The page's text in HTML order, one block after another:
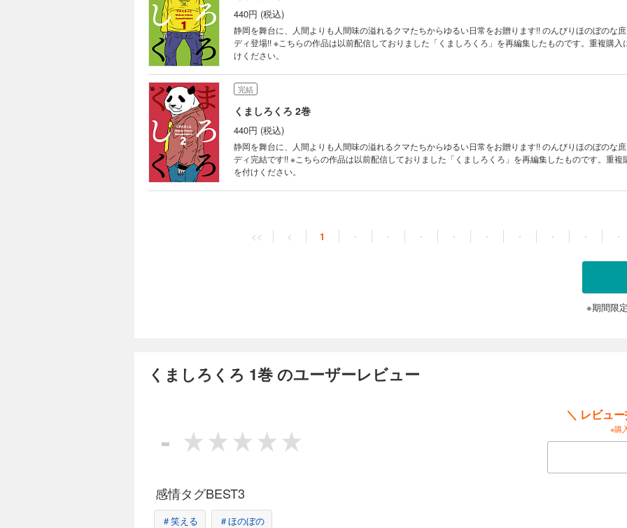
440円 (税込)
静岡を舞台に、人間よりも人間味の溢れるクマたちからゆるい日常をお贈ります!! のんびりほのぼのな
ディ登場!! ※こちらの作品は以前配信しておりました「くましろくろ」を再編集したものです。重複購入
けください。
完結
くましろくろ 2巻
440円 (税込)
静岡を舞台に、人間よりも人間味の溢れるクマたちからゆるい日常をお贈ります!! のんびりほのぼのな
ディ完結です!! ※こちらの作品は以前配信しておりました「くましろくろ」を再編集したものです。重複
を付けください。
<< < 1 ・ ・ ・ ・ ・ ・ ・ ・ ・
※期間限
くましろくろ 1巻 のユーザーレビュー
-
＼ レビュ
※購
感情タグBEST3
＃笑える ＃ほのぼの